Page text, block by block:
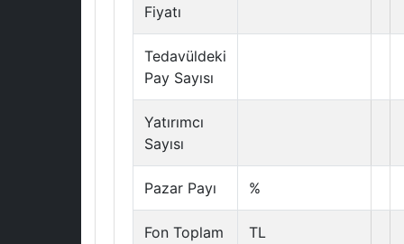
Fiyatı
Tedavüldeki
Pay Sayısı
Yatırımcı
Sayısı
Pazar Payı %
Fon Toplam
TL